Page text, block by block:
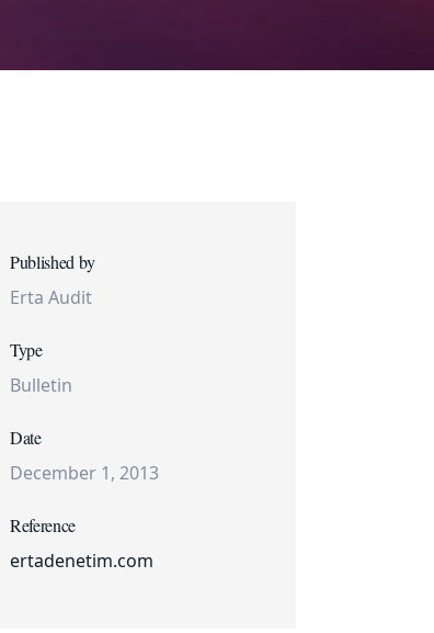
Published by
Erta Audit
Type
Bulletin
Date
December 1, 2013
Reference
ertadenetim.com